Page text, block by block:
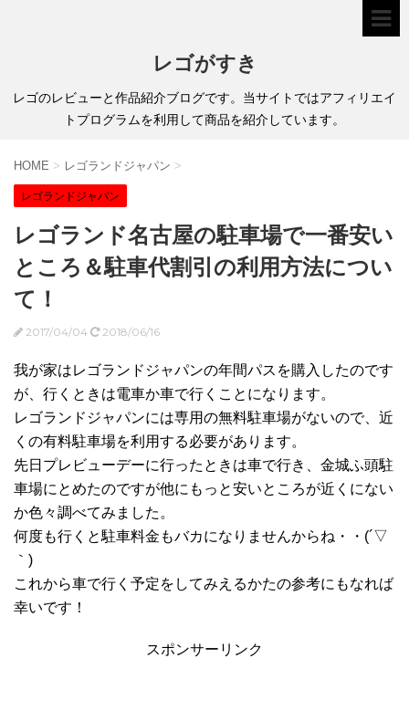
レゴがすき
レゴのレビューと作品紹介ブログです。当サイトではアフィリエイ
トプログラムを利用して商品を紹介しています。
HOME > レゴランドジャパン >
レゴランドジャパン
レゴランド名古屋の駐車場で一番安い
ところ＆駐車代割引の利用方法につい
て！
2017/04/04 2018/06/16
我が家はレゴランドジャパンの年間パスを購入したのです
が、行くときは電車か車で行くことになります。
レゴランドジャパンには専用の無料駐車場がないので、近
くの有料駐車場を利用する必要があります。
先日プレビューデーに行ったときは車で行き、金城ふ頭駐
車場にとめたのですが他にもっと安いところが近くにない
か色々調べてみました。
何度も行くと駐車料金もバカになりませんからね・・(´▽
｀)
これから車で行く予定をしてみえるかたの参考にもなれば
幸いです！
スポンサーリンク